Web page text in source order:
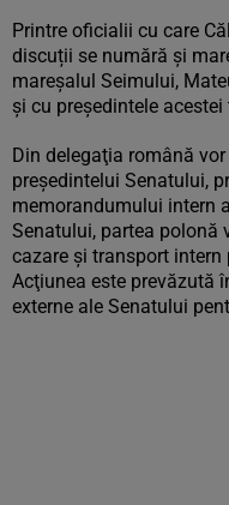
Printre oficialii cu care
discuții se numără și
mareşalul Seimului,
şi cu preşedintele
Din delegaţia română
preşedintelui Senatului,
memorandumului intern
Senatului, partea polonă
cazare şi transport
Acţiunea este prevăzută
externe ale Senatului